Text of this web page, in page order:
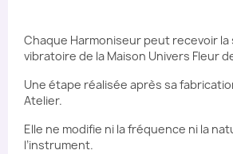
Chaque Harmoniseur peut recevoir
vibratoire de la Maison Univers Fleur
Une étape réalisée après sa
Atelier.
Elle ne modifie ni la fréquence ni la
l’instrument.